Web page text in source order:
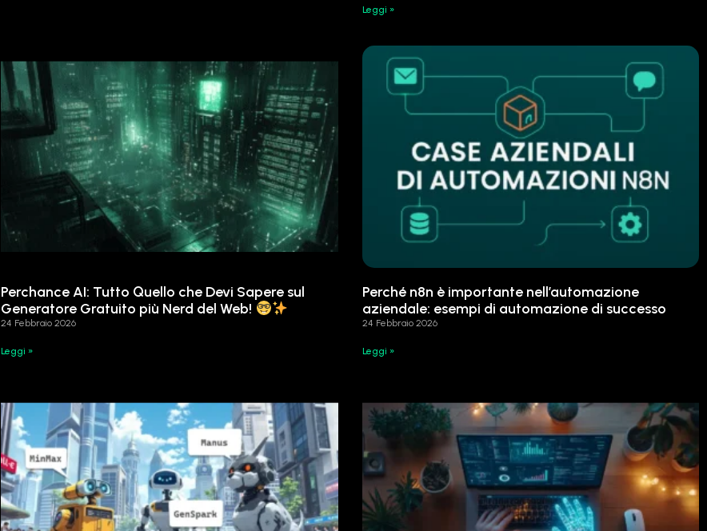
Leggi »
Perchance AI: Tutto Quello che Devi Sapere sul
Generatore Gratuito più Nerd del Web!
24 Febbraio 2026
Leggi »
Perché n8n è importante nell’automazione
aziendale: esempi di automazione di successo
24 Febbraio 2026
Leggi »